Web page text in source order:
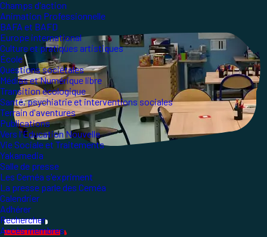
Champs d'action
Animation Professionnelle
BAFA et BAFD
Europe international
Culture et pratiques artistiques
École
Questions sociétales
Médias et Numérique libre
Transition écologique
Santé, psychiatrie et interventions sociales
Terrain d'aventures
Publications
Vers l'Éducation Nouvelle
Vie Sociale et Traitements
Yakamedia
Salle de presse
Les Ceméa s'expriment
La presse parle des Ceméa
Calendrier
Adhérer
Rechercher
Accès membres